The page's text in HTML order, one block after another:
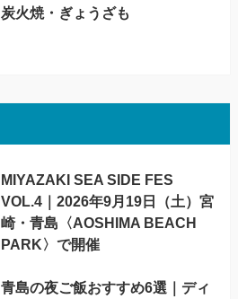
炭火焼・ぎょうざも
MIYAZAKI SEA SIDE FES
VOL.4｜2026年9月19日（土）宮
崎・青島〈AOSHIMA BEACH
PARK〉で開催
青島の夜ご飯おすすめ6選｜ディ